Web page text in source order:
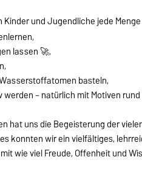
und Jugendliche jede
lassen 🚀,
basteln,
– natürlich mit Motiven
hat uns die Begeisterung der
konnten wir ein vielfältiges,
wie viel Freude, Offenheit und